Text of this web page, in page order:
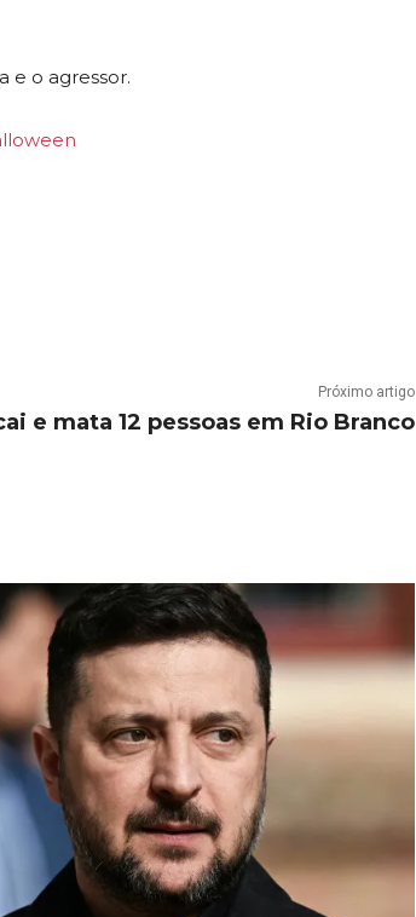
e o agressor.
Próximo artigo
e mata 12 pessoas em Rio Branco